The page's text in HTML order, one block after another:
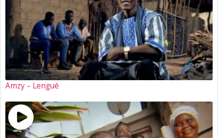
Amzy – Lengué